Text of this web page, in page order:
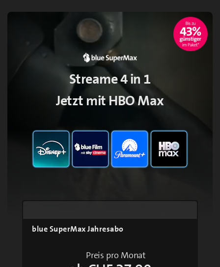
Pause Unmute
Loaded:
10.31%
Streame 4 in 1
Jetzt mit HBO Max
blue SuperMax Jahresabo
Preis pro Monat